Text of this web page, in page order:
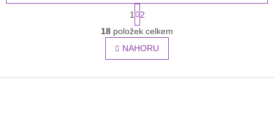
O
v
l
á
t
r
á
n
k
v
1
2
18 položek celkem
NAHORU